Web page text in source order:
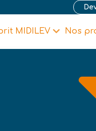
MIDILEV Nos